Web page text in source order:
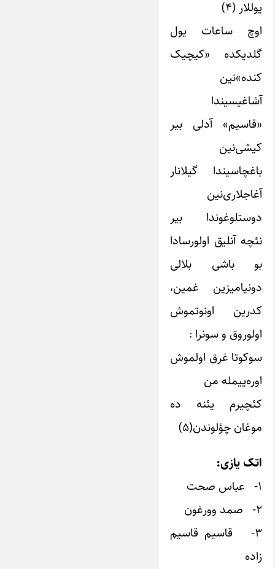
یوللار (۴)
اوچ ساعات یول
گلدیکده «کیچیک
کنده»‌نین
آشاغیسیندا
«قاسیم» آدلی بیر
کیشی‌نین
باغچاسیندا گیلانار
آغاجلاری‌نین
دوستلوغوندا بیر
نئچه آنلیق اولورسادا
بو باشی بلالی
دونیامیزین غمین،
کدرین اونوتموش
اولوروق و سونرا :
سوکوتا غرق اولموش
اوره‌ییمله من
کئچیرم یئنه ده
موغان چؤلوندن(۵)
اتک یازی:
۱- عباس صحت
۲- صمد وورغون
۳- قاسیم قاسیم
زاده